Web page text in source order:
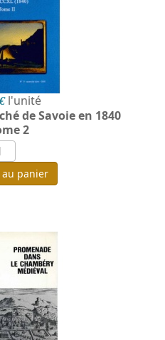
l'unité
de Savoie en 1840
2
panier